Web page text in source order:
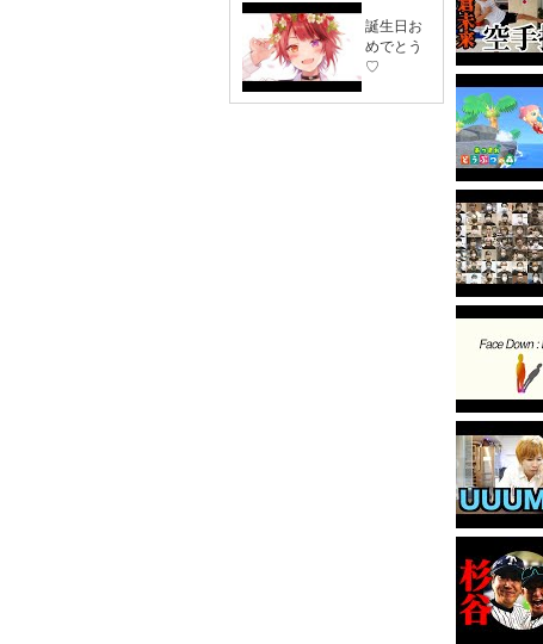
誕生日お
めでとう
♡